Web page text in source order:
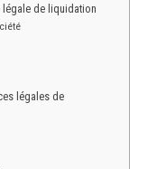
légale de liquidation
légales de